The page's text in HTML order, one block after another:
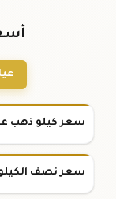
سعر كيلو ذهب
سعر نصف الكيلو